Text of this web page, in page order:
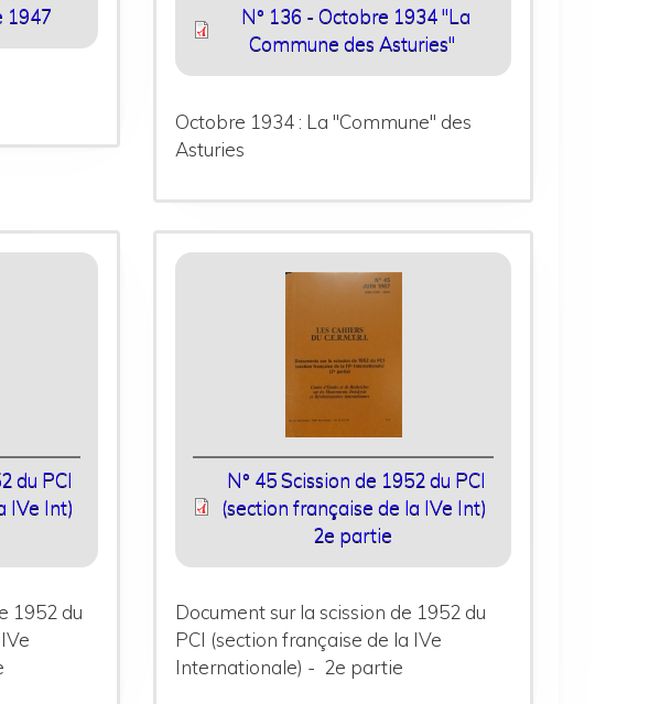
1947
N° 136 - Octobre 1934 "La
Commune des Asturies"
Octobre 1934 : La "Commune" des
Asturies
du PCI
IVe Int)
1952 du
N° 45 Scission de 1952 du PCI
(section française de la IVe Int)
2e partie
Document sur la scission de 1952 du
PCI (section française de la IVe
Internationale) - 2e partie